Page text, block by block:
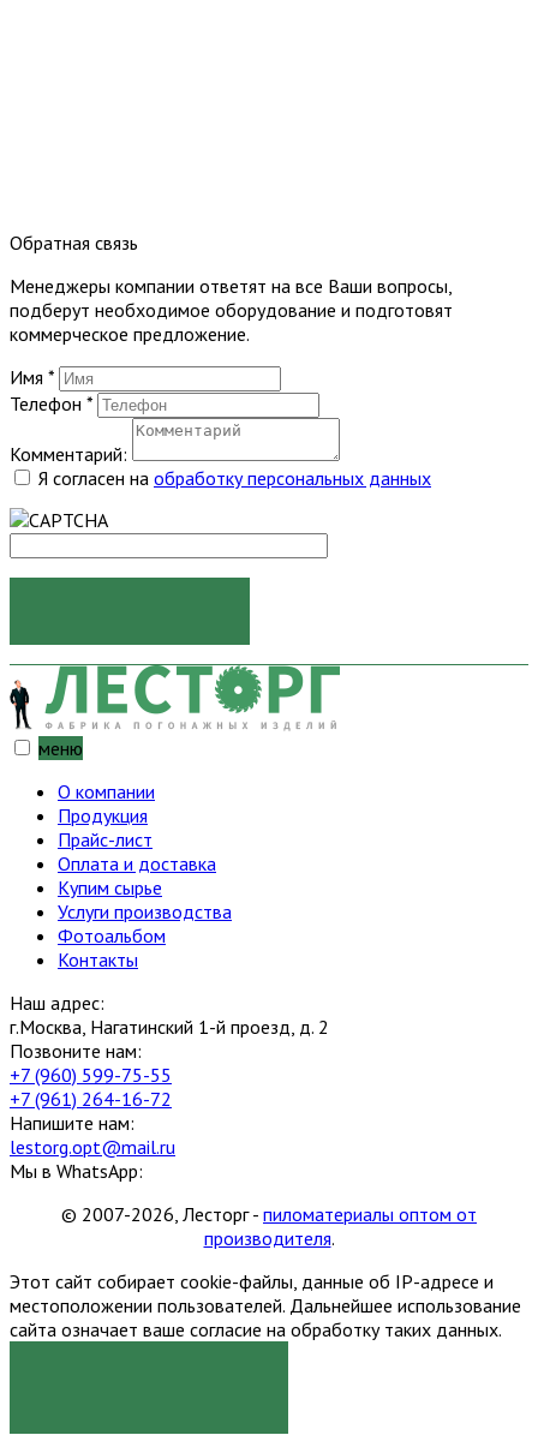
Обратная связь
Менеджеры компании ответят на все Ваши вопросы,
подберут необходимое оборудование и подготовят
коммерческое предложение.
Имя *
Телефон *
Комментарий:
Я согласен на обработку персональных данных
меню
О компании
Продукция
Прайс-лист
Оплата и доставка
Купим сырье
Услуги производства
Фотоальбом
Контакты
Наш адрес:
г.Москва, Нагатинский 1-й проезд, д. 2
Позвоните нам:
+7 (960) 599-75-55
+7 (961) 264-16-72
Напишите нам:
lestorg.opt@mail.ru
Мы в WhatsApp:
© 2007-2026, Лесторг - пиломатериалы оптом от
производителя.
Этот сайт собирает cookie-файлы, данные об IP-адресе и
местоположении пользователей. Дальнейшее использование
сайта означает ваше согласие на обработку таких данных.